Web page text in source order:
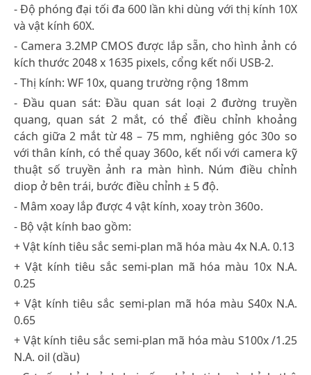
- Độ phóng đại tối đa 600 lần khi dùng với thị kính 10X
và vật kính 60X.
- Camera 3.2MP CMOS được lắp sẵn, cho hình ảnh có
kích thước 2048 x 1635 pixels, cổng kết nối USB-2.
- Thị kính: WF 10x, quang trường rộng 18mm
- Đầu quan sát: Đầu quan sát loại 2 đường truyền
quang, quan sát 2 mắt, có thể điều chỉnh khoảng
cách giữa 2 mắt từ 48 – 75 mm, nghiêng góc 30o so
với thân kính, có thể quay 360o, kết nối với camera kỹ
thuật số truyền ảnh ra màn hình. Núm điều chỉnh
diop ở bên trái, bước điều chỉnh ± 5 độ.
- Mâm xoay lắp được 4 vật kính, xoay tròn 360o.
- Bộ vật kính bao gồm:
+ Vật kính tiêu sắc semi-plan mã hóa màu 4x N.A. 0.13
+ Vật kính tiêu sắc semi-plan mã hóa màu 10x N.A.
0.25
+ Vật kính tiêu sắc semi-plan mã hóa màu S40x N.A.
0.65
+ Vật kính tiêu sắc semi-plan mã hóa màu S100x /1.25
N.A. oil (dầu)